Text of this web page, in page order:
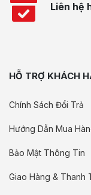
Liên hệ
HỖ TRỢ KHÁCH
Chính Sách Đổi Trả
Hướng Dẫn Mua
Bảo Mật Thông Tin
Giao Hàng & Thanh